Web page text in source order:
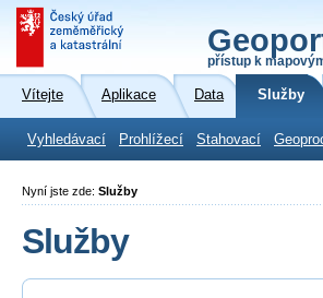
přístup k
Vítejte Aplikace Data Služby
Vyhledávací Prohlížecí Stahovací
Nyní jste zde: Služby
Služby